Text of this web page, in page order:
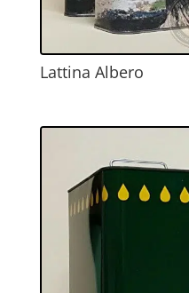
Lattina Albero